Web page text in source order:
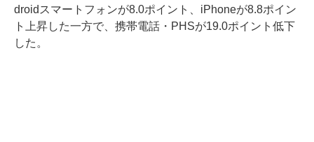
droidスマートフォンが8.0ポイント、iPhoneが8.8ポイン
ト上昇した一方で、携帯電話・PHSが19.0ポイント低下
した。